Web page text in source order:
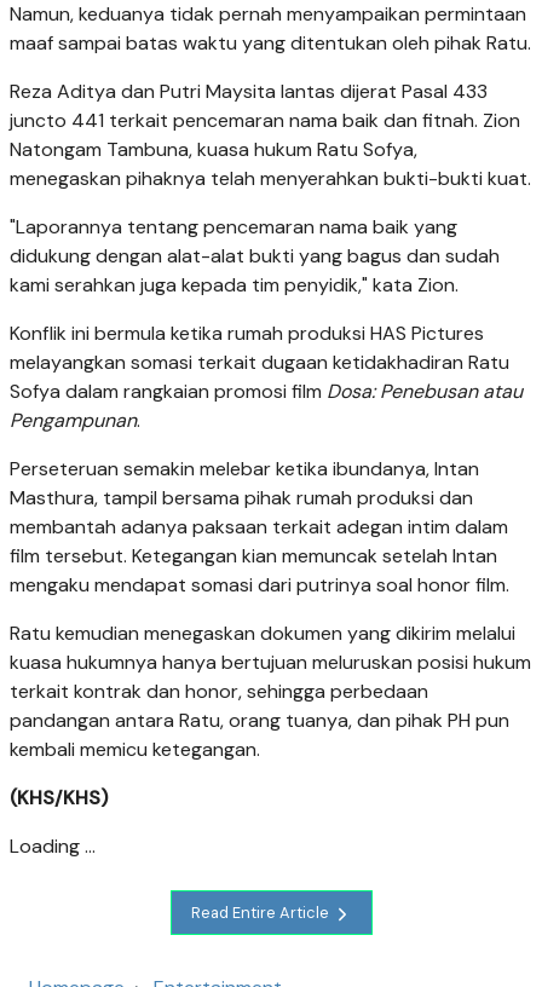
Namun, keduanya tidak pernah menyampaikan permintaan
maaf sampai batas waktu yang ditentukan oleh pihak Ratu.
Reza Aditya dan Putri Maysita lantas dijerat Pasal 433
juncto 441 terkait pencemaran nama baik dan fitnah. Zion
Natongam Tambuna, kuasa hukum Ratu Sofya,
menegaskan pihaknya telah menyerahkan bukti-bukti kuat.
"Laporannya tentang pencemaran nama baik yang
didukung dengan alat-alat bukti yang bagus dan sudah
kami serahkan juga kepada tim penyidik," kata Zion.
Konflik ini bermula ketika rumah produksi HAS Pictures
melayangkan somasi terkait dugaan ketidakhadiran Ratu
Sofya dalam rangkaian promosi film Dosa: Penebusan atau
Pengampunan.
Perseteruan semakin melebar ketika ibundanya, Intan
Masthura, tampil bersama pihak rumah produksi dan
membantah adanya paksaan terkait adegan intim dalam
film tersebut. Ketegangan kian memuncak setelah Intan
mengaku mendapat somasi dari putrinya soal honor film.
Ratu kemudian menegaskan dokumen yang dikirim melalui
kuasa hukumnya hanya bertujuan meluruskan posisi hukum
terkait kontrak dan honor, sehingga perbedaan
pandangan antara Ratu, orang tuanya, dan pihak PH pun
kembali memicu ketegangan.
(KHS/KHS)
Loading ...
Read Entire Article